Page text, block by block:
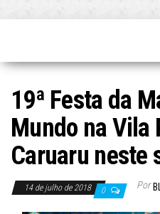
19ª Festa da
Mundo na Vila
Caruaru neste
14 de julho de 2018 0 Por